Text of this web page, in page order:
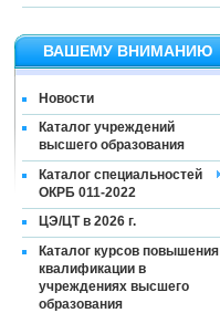
ВАШЕМУ ВНИМАНИЮ
Новости
Каталог учреждений
высшего образования
Каталог специальностей
ОКРБ 011-2022
ЦЭ/ЦТ в 2026 г.
Каталог курсов повышения
квалификации в
учреждениях высшего
образования